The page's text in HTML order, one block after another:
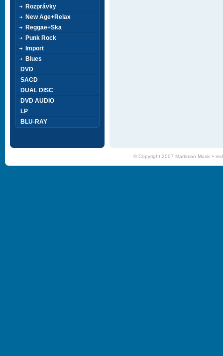
Rozprávky
New Age+Relax
Reggae+Ska
Punk Rock
Import
Blues
DVD
SACD
DUAL DISC
DVD AUDIO
LP
BLU-RAY
© Copyright 2007 Markman Music •